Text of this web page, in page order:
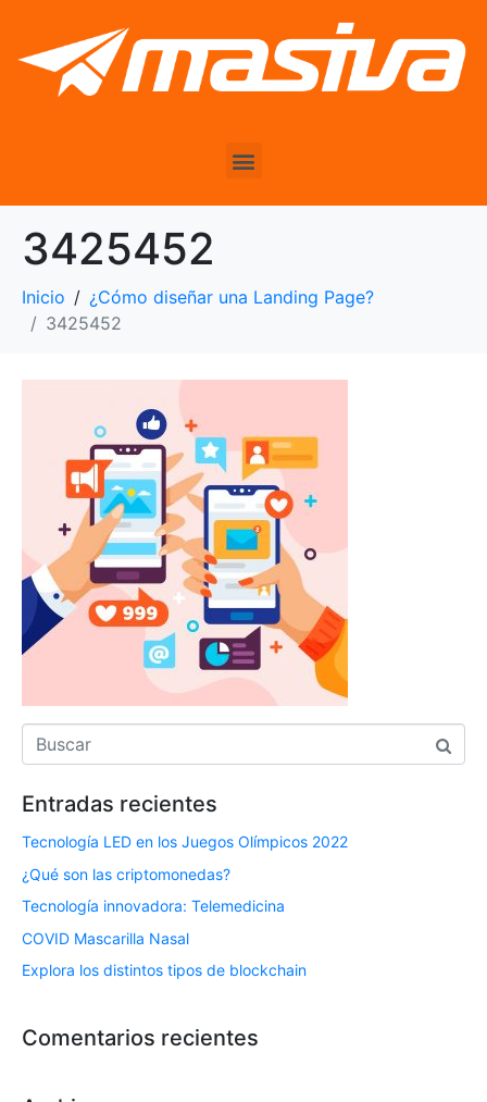
3425452
Inicio
¿Cómo diseñar una Landing Page?
3425452
Entradas recientes
Tecnología LED en los Juegos Olímpicos 2022
¿Qué son las criptomonedas?
Tecnología innovadora: Telemedicina
COVID Mascarilla Nasal
Explora los distintos tipos de blockchain
Comentarios recientes